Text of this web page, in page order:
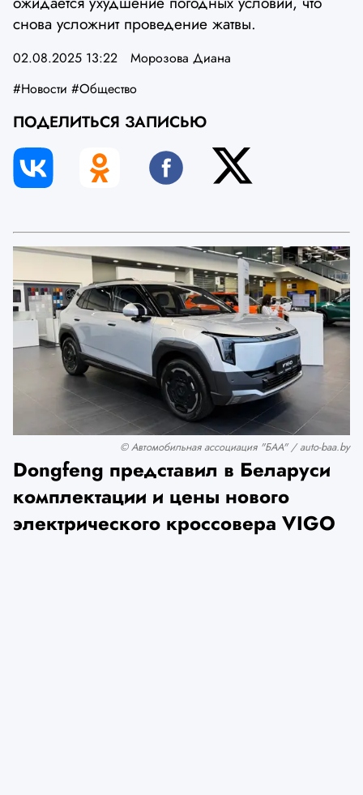
снова усложнит проведение жатвы.
02.08.2025 13:22
Морозова Диана
#Новости #Общество
ПОДЕЛИТЬСЯ ЗАПИСЬЮ
© Автомобильная ассоциация "БАА" / auto-baa.by
Dongfeng представил в Беларуси
комплектации и цены нового
электрического кроссовера VIGO